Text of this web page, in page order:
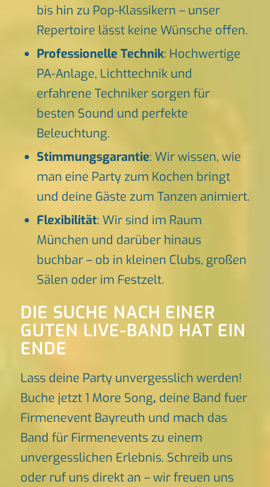
bis hin zu Pop-Klassikern – unser
Repertoire lässt keine Wünsche offen.
Professionelle Technik: Hochwertige
PA-Anlage, Lichttechnik und
erfahrene Techniker sorgen für
besten Sound und perfekte
Beleuchtung.
Stimmungsgarantie: Wir wissen, wie
man eine Party zum Kochen bringt
und deine Gäste zum Tanzen animiert.
Flexibilität: Wir sind im Raum
München und darüber hinaus
buchbar – ob in kleinen Clubs, großen
Sälen oder im Festzelt.
DIE SUCHE NACH EINER
GUTEN LIVE-BAND HAT EIN
ENDE
Lass deine Party unvergesslich werden!
Buche jetzt 1 More Song, deine Band fuer
Firmenevent Bayreuth und mach das
Band für Firmenevents zu einem
unvergesslichen Erlebnis. Schreib uns
oder ruf uns direkt an – wir freuen uns